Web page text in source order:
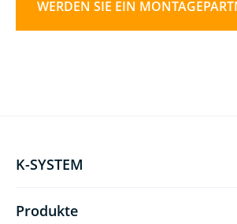
WERDEN SIE EIN
K-SYSTEM
Produkte